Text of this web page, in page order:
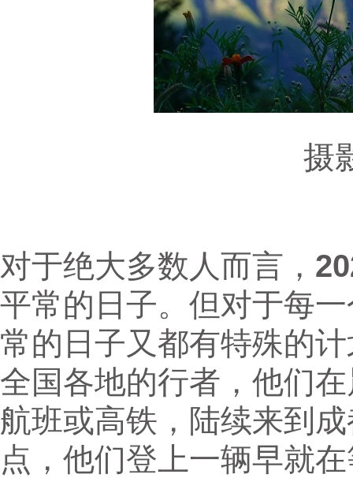
摄
对于绝大多数人而言，
平常的日子。但对于每
常的日子又都有特殊的
全国各地的行者，他们
航班或高铁，陆续来到
点，他们登上一辆早就